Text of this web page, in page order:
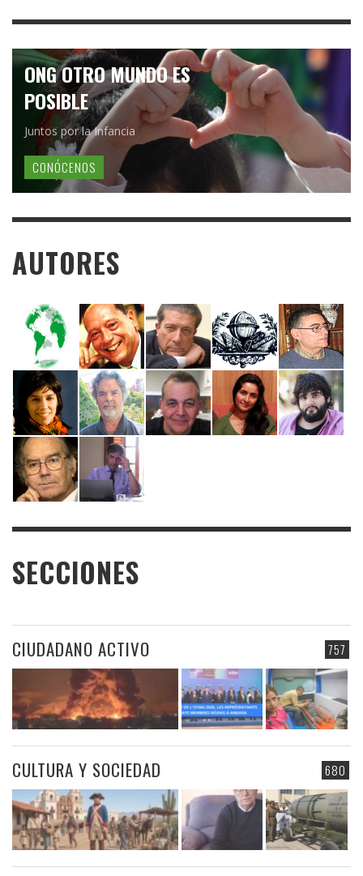
ONG OTRO MUNDO ES
POSIBLE
Juntos por la Infancia
CONÓCENOS
AUTORES
SECCIONES
757
CIUDADANO ACTIVO
680
CULTURA Y SOCIEDAD